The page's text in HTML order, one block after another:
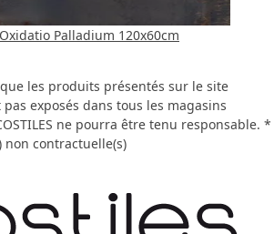
Palladium 120x60cm
les produits présentés sur le site
exposés dans tous les magasins
ne pourra être tenu responsable. *
non contractuelle(s)